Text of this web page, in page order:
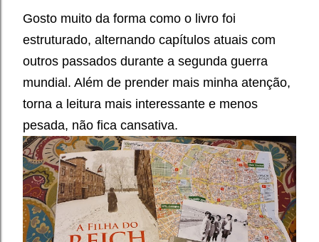
Gosto muito da forma como o livro foi
estruturado, alternando capítulos atuais com
outros passados durante a segunda guerra
mundial. Além de prender mais minha atenção,
torna a leitura mais interessante e menos
pesada, não fica cansativa.